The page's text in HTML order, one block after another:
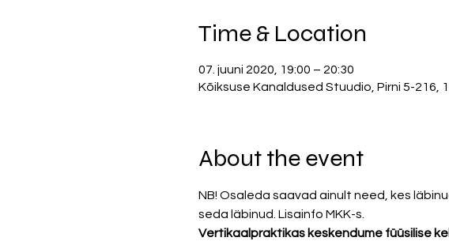
Time & Location
07. juuni 2020, 19:00 – 20:30
Kõiksuse Kanaldused Stuudio, Pirni 5-216,
About the event
NB! Osaleda saavad ainult need, kes
seda läbinud. Lisainfo MKK-s.
Vertikaalpraktikas keskendume füüsilise